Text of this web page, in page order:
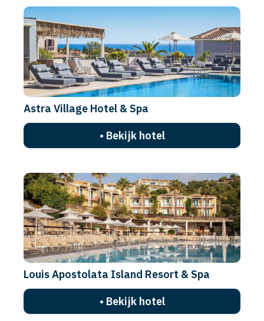
Astra Village Hotel & Spa
• Bekijk hotel
Louis Apostolata Island Resort & Spa
• Bekijk hotel